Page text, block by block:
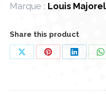
Marque : Louis
Share this product
PartagerPartagerPartager